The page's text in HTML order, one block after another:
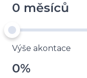
0 měsíců
Výše akontace
0%